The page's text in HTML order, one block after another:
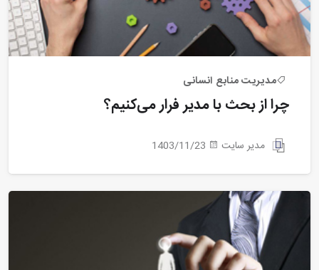
مدیریت منابع انسانی
چرا از بحث با مدیر فرار می‌کنیم؟
مدیر سایت 1403/11/23